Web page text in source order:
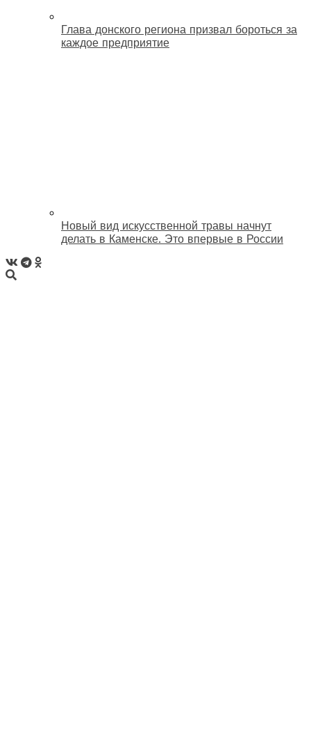
Глава донского региона призвал бороться за
каждое предприятие
Новый вид искусственной травы начнут
делать в Каменске. Это впервые в России